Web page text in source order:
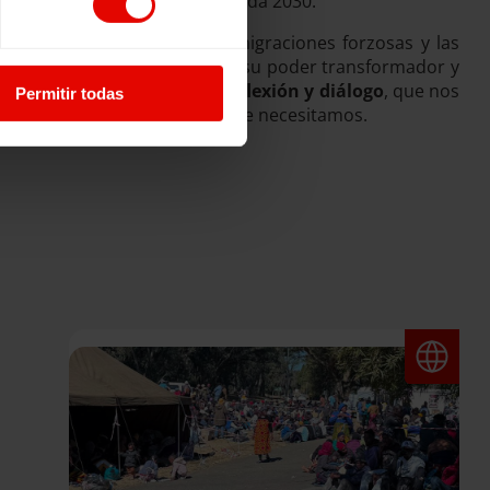
Permitir todas
la crisis climática, las migraciones forzosas y las
acción y resiliencia. Este es su poder transformador y
creativo de aprendizaje, reflexión y diálogo, que nos
justo e igualitario que necesitamos.